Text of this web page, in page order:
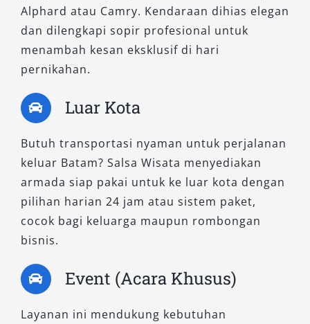
Alphard atau Camry. Kendaraan dihias elegan
dan dilengkapi sopir profesional untuk
menambah kesan eksklusif di hari
pernikahan.
Luar Kota
Butuh transportasi nyaman untuk perjalanan
keluar Batam? Salsa Wisata menyediakan
armada siap pakai untuk ke luar kota dengan
pilihan harian 24 jam atau sistem paket,
cocok bagi keluarga maupun rombongan
bisnis.
Event (Acara Khusus)
Layanan ini mendukung kebutuhan